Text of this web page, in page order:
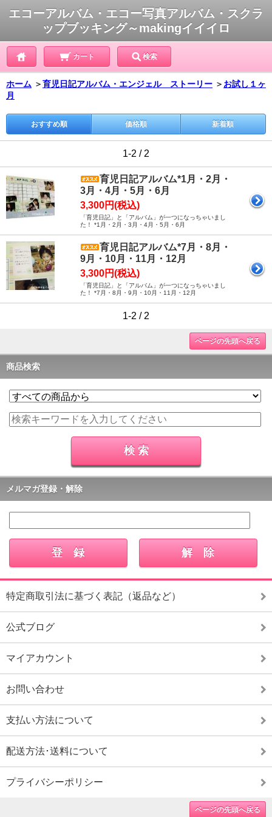
エコーアルバム・エコー写真アルバム・スクラ
ップブッキング～makingイイイロ
カート 検索
ホーム ＞育児日記アルバム・エンジェル ストーリー ＞ お試し１ヶ
月
おすすめ順 価格順 新着順
1-2 / 2
育児日記アルバム*1月・2月・
3月・4月・5月・6月
3,300円(税込)
「育児日記」と「アルバム」が一つになっちゃいまし
た！ *1月・2月・3月・4月・5月・6月
育児日記アルバム*7月・8月・
9月・10月・11月・12月
3,300円(税込)
「育児日記」と「アルバム」が一つになっちゃいまし
た！ *7月・8月・9月・10月・11月・12月
1-2 / 2
ページの先頭へ戻る
商品検索
メルマガ登録・解除
特定商取引法に基づく表記（返品など）
公式ブログ
マイアカウント
お問い合わせ
支払い方法について
配送方法･送料について
プライバシーポリシー
ページの先頭へ戻る